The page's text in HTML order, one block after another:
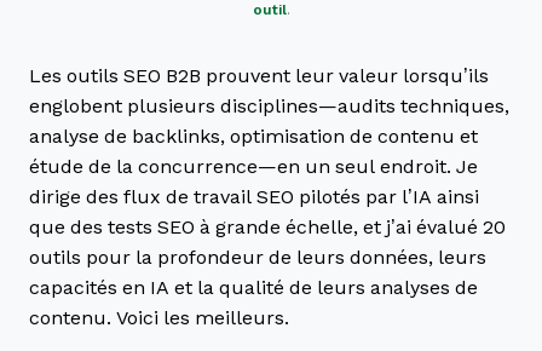
outil.
Les outils SEO B2B prouvent leur valeur lorsqu’ils
englobent plusieurs disciplines—audits techniques,
analyse de backlinks, optimisation de contenu et
étude de la concurrence—en un seul endroit. Je
dirige des flux de travail SEO pilotés par l’IA ainsi
que des tests SEO à grande échelle, et j’ai évalué 20
outils pour la profondeur de leurs données, leurs
capacités en IA et la qualité de leurs analyses de
contenu. Voici les meilleurs.